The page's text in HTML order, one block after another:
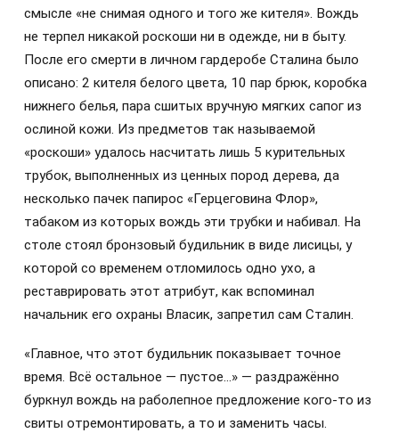
смысле «не снимая одного и того же кителя». Вождь
не терпел никакой роскоши ни в одежде, ни в быту.
После его смерти в личном гардеробе Сталина было
описано: 2 кителя белого цвета, 10 пар брюк, коробка
нижнего белья, пара сшитых вручную мягких сапог из
ослиной кожи. Из предметов так называемой
«роскоши» удалось насчитать лишь 5 курительных
трубок, выполненных из ценных пород дерева, да
несколько пачек папирос «Герцеговина Флор»,
табаком из которых вождь эти трубки и набивал. На
столе стоял бронзовый будильник в виде лисицы, у
которой со временем отломилось одно ухо, а
реставрировать этот атрибут, как вспоминал
начальник его охраны Власик, запретил сам Сталин.
«Главное, что этот будильник показывает точное
время. Всё остальное — пустое…» — раздражённо
буркнул вождь на раболепное предложение кого-то из
свиты отремонтировать, а то и заменить часы.